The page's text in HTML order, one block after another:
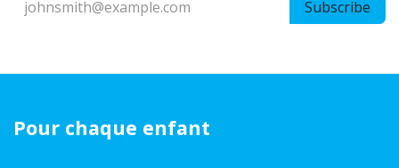
Subscribe
Pour chaque enfant